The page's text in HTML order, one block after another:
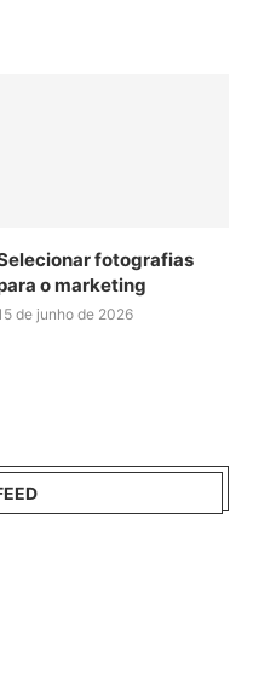
fotografias
o marketing
de junho de 2026